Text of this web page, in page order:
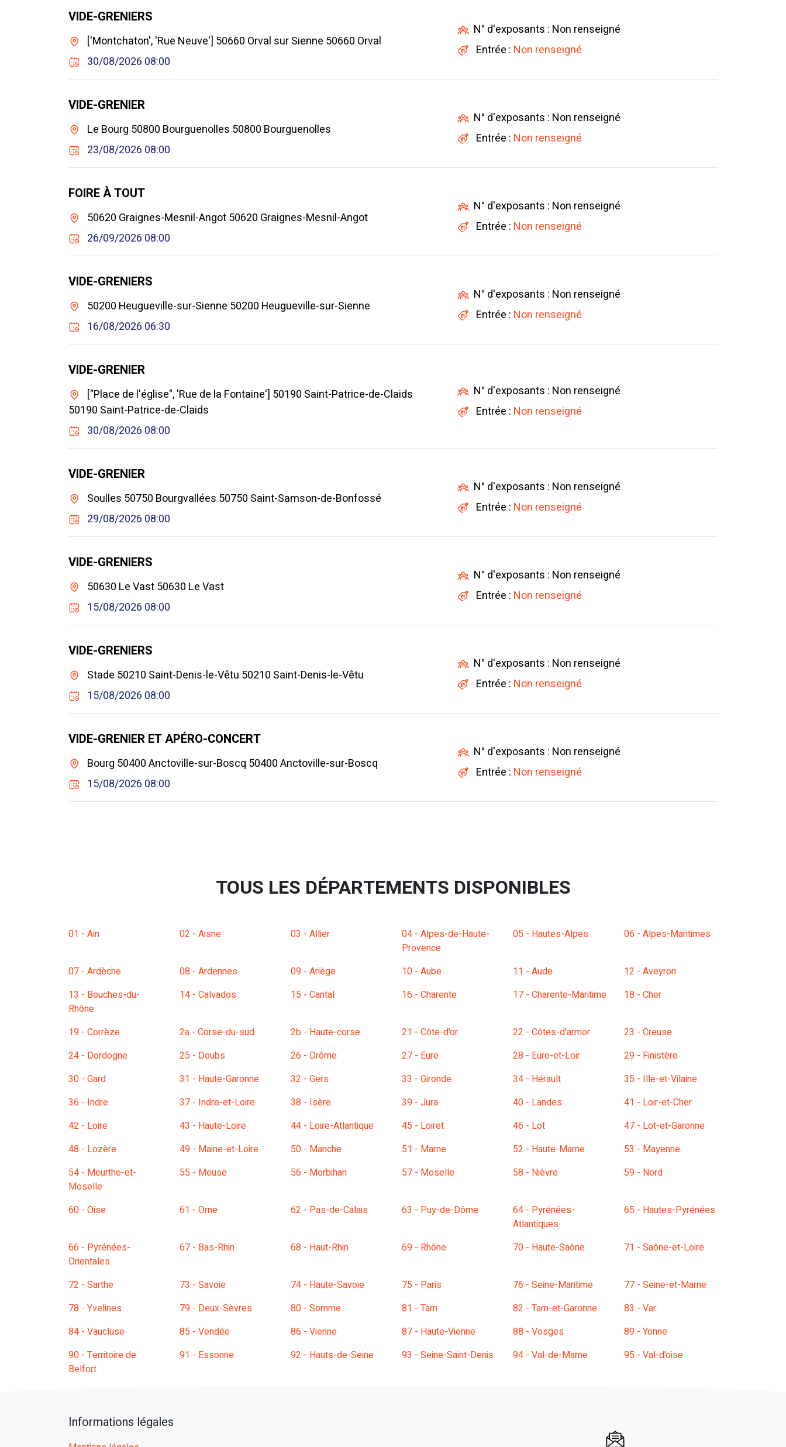
VIDE-GRENIERS
['Montchaton', 'Rue Neuve'] 50660 Orval sur Sienne 50660 Orval
30/08/2026 08:00
N° d'exposants : Non renseigné
Entrée : Non renseigné
VIDE-GRENIER
Le Bourg 50800 Bourguenolles 50800 Bourguenolles
23/08/2026 08:00
N° d'exposants : Non renseigné
Entrée : Non renseigné
FOIRE À TOUT
50620 Graignes-Mesnil-Angot 50620 Graignes-Mesnil-Angot
26/09/2026 08:00
N° d'exposants : Non renseigné
Entrée : Non renseigné
VIDE-GRENIERS
50200 Heugueville-sur-Sienne 50200 Heugueville-sur-Sienne
16/08/2026 06:30
N° d'exposants : Non renseigné
Entrée : Non renseigné
VIDE-GRENIER
["Place de l'église", 'Rue de la Fontaine'] 50190 Saint-Patrice-de-Claids
50190 Saint-Patrice-de-Claids
30/08/2026 08:00
N° d'exposants : Non renseigné
Entrée : Non renseigné
VIDE-GRENIER
Soulles 50750 Bourgvallées 50750 Saint-Samson-de-Bonfossé
29/08/2026 08:00
N° d'exposants : Non renseigné
Entrée : Non renseigné
VIDE-GRENIERS
50630 Le Vast 50630 Le Vast
15/08/2026 08:00
N° d'exposants : Non renseigné
Entrée : Non renseigné
VIDE-GRENIERS
Stade 50210 Saint-Denis-le-Vêtu 50210 Saint-Denis-le-Vêtu
15/08/2026 08:00
N° d'exposants : Non renseigné
Entrée : Non renseigné
VIDE-GRENIER ET APÉRO-CONCERT
Bourg 50400 Anctoville-sur-Boscq 50400 Anctoville-sur-Boscq
15/08/2026 08:00
N° d'exposants : Non renseigné
Entrée : Non renseigné
TOUS LES DÉPARTEMENTS DISPONIBLES
01 - Ain 02 - Aisne 03 - Allier
04 - Alpes-de-Haute-
Provence
05 - Hautes-Alpes 06 - Alpes-Maritimes
07 - Ardèche 08 - Ardennes 09 - Ariège 10 - Aube 11 - Aude
12 - Aveyron
13 - Bouches-du-
Rhône
14 - Calvados 15 - Cantal 16 - Charente 17 - Charente-Maritime 18 - Cher
19 - Corrèze 2a - Corse-du-sud 2b - Haute-corse 21 - Côte-d'or 22 - Côtes-d'armor
23 - Creuse
24 - Dordogne
25 - Doubs 26 - Drôme 27 - Eure 28 - Eure-et-Loir
29 - Finistère
30 - Gard
31 - Haute-Garonne 32 - Gers 33 - Gironde 34 - Hérault
35 - Ille-et-Vilaine
36 - Indre
37 - Indre-et-Loire 38 - Isère 39 - Jura 40 - Landes
41 - Loir-et-Cher
42 - Loire
43 - Haute-Loire 44 - Loire-Atlantique 45 - Loiret 46 - Lot
47 - Lot-et-Garonne
48 - Lozère
49 - Maine-et-Loire 50 - Manche 51 - Marne 52 - Haute-Marne
53 - Mayenne
54 - Meurthe-et-
Moselle
55 - Meuse 56 - Morbihan 57 - Moselle 58 - Nièvre 59 - Nord
60 - Oise 61 - Orne 62 - Pas-de-Calais 63 - Puy-de-Dôme
64 - Pyrénées-
Atlantiques
65 - Hautes-Pyrénées
66 - Pyrénées-
Orientales
67 - Bas-Rhin 68 - Haut-Rhin 69 - Rhône 70 - Haute-Saône 71 - Saône-et-Loire
72 - Sarthe 73 - Savoie 74 - Haute-Savoie 75 - Paris 76 - Seine-Maritime
77 - Seine-et-Marne
78 - Yvelines
79 - Deux-Sèvres 80 - Somme 81 - Tarn 82 - Tarn-et-Garonne
83 - Var
84 - Vaucluse
85 - Vendée 86 - Vienne 87 - Haute-Vienne 88 - Vosges
89 - Yonne
90 - Territoire de
Belfort
91 - Essonne 92 - Hauts-de-Seine 93 - Seine-Saint-Denis 94 - Val-de-Marne 95 - Val-d'oise
Informations légales